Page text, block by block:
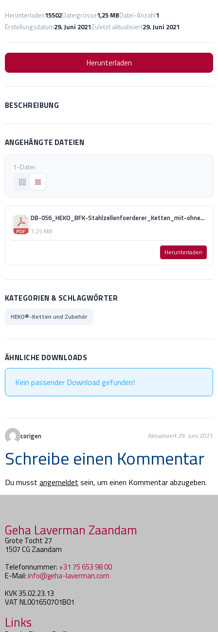
Herunterladen15502Dateigrösse1,25 MBDatei-Anzahl1
Erstellungsdatum29. Juni 2021Zuletzt aktualisiert29. Juni 2021
Herunterladen
BESCHREIBUNG
ANGEHÄNGTE DATEIEN
1-Datei
DB-056_HEKO_BFK-Stahlzellenfoerderer_Ketten_mit-ohne_Bandbuegel_DE_GH.pdf
1,25 MB
Herunterladen
KATEGORIEN & SCHLAGWÖRTER
HEKO®-Ketten und Zubehör
ÄHNLICHE DOWNLOADS
Kein passender Download gefunden!
corigen Aktualisiert 29. Juni 2021
Schreibe einen Kommentar
Du musst angemeldet sein, um einen Kommentar abzugeben.
Geha Laverman Zaandam
Grote Tocht 27
1507 CG Zaandam
Telefonnummer: +31 75 653 98 00
E-Mail:info@geha-laverman.com
KVK 35.02.23.13
VAT NL001650701B01
Links